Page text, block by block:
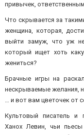
привычек,
Что скрывается за
женщина, которая,
выйти замуж, что уж
который ищет хоть
жениться?
Брачные игры на
нескрываемые желания,
… и вот вам цветочек от
Культовый писатель и
Ханох Левин, чьи